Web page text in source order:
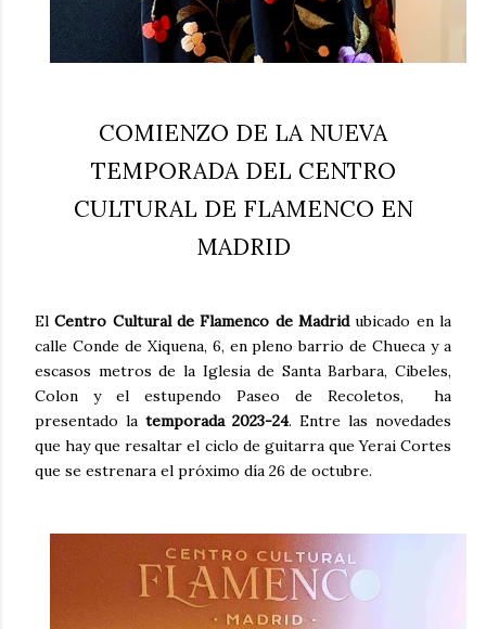
COMIENZO DE LA NUEVA
TEMPORADA DEL CENTRO
CULTURAL DE FLAMENCO EN
MADRID
ElCentro Cultural de Flamenco de Madridubicado en la
calle Conde de Xiquena, 6, en pleno barrio de Chueca y a
escasos metros de la Iglesia de Santa Barbara, Cibeles,
Colon y el estupendo Paseo de Recoletos, ha
presentado la temporada 2023-24. Entre las novedades
que hay que resaltar el ciclo de guitarra que Yerai Cortes
que se estrenara el próximo día 26 de octubre.